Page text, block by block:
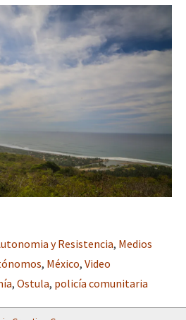
y Resistencia, Medios
, México, Video
, Ostula, policía comunitaria